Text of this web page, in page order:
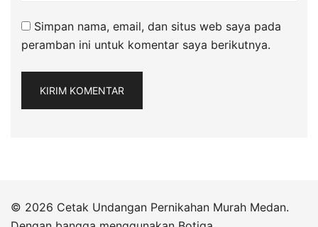
Simpan nama, email, dan situs web saya pada
peramban ini untuk komentar saya berikutnya.
© 2026 Cetak Undangan Pernikahan Murah Medan.